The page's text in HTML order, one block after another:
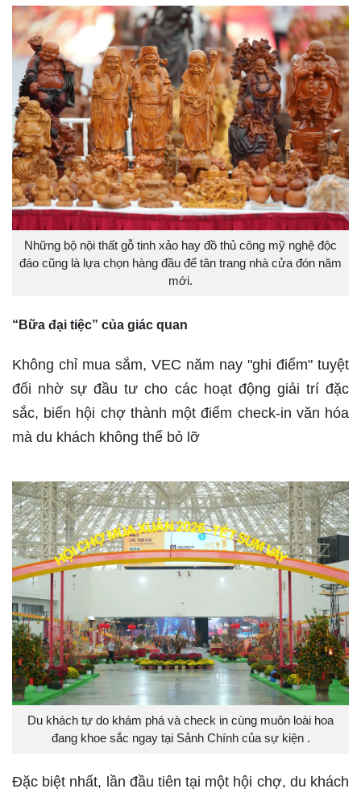
Những bộ nội thất gỗ tinh xảo hay đồ thủ công mỹ nghệ độc
đáo cũng là lựa chọn hàng đầu để tân trang nhà cửa đón năm
mới.
“Bữa đại tiệc” của giác quan
Không chỉ mua sắm, VEC năm nay "ghi điểm" tuyệt
đối nhờ sự đầu tư cho các hoạt động giải trí đặc
sắc, biến hội chợ thành một điểm check-in văn hóa
mà du khách không thể bỏ lỡ
Du khách tự do khám phá và check in cùng muôn loài hoa
đang khoe sắc ngay tại Sảnh Chính của sự kiện .
Đặc biệt nhất, lần đầu tiên tại một hội chợ, du khách